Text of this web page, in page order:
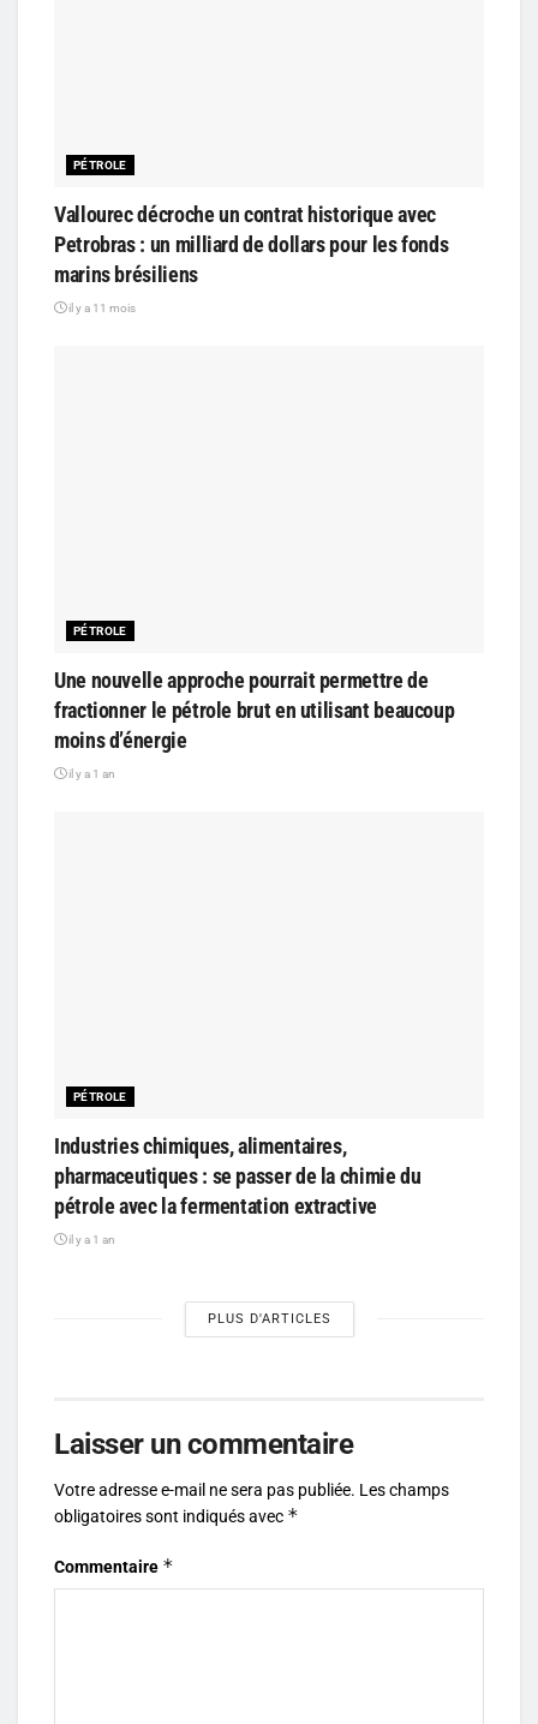
PÉTROLE
Vallourec décroche un contrat historique avec
Petrobras : un milliard de dollars pour les fonds
marins brésiliens
il y a 11 mois
PÉTROLE
Une nouvelle approche pourrait permettre de
fractionner le pétrole brut en utilisant beaucoup
moins d’énergie
il y a 1 an
PÉTROLE
Industries chimiques, alimentaires,
pharmaceutiques : se passer de la chimie du
pétrole avec la fermentation extractive
il y a 1 an
PLUS D'ARTICLES
Laisser un commentaire
Votre adresse e-mail ne sera pas publiée. Les champs
obligatoires sont indiqués avec *
Commentaire *